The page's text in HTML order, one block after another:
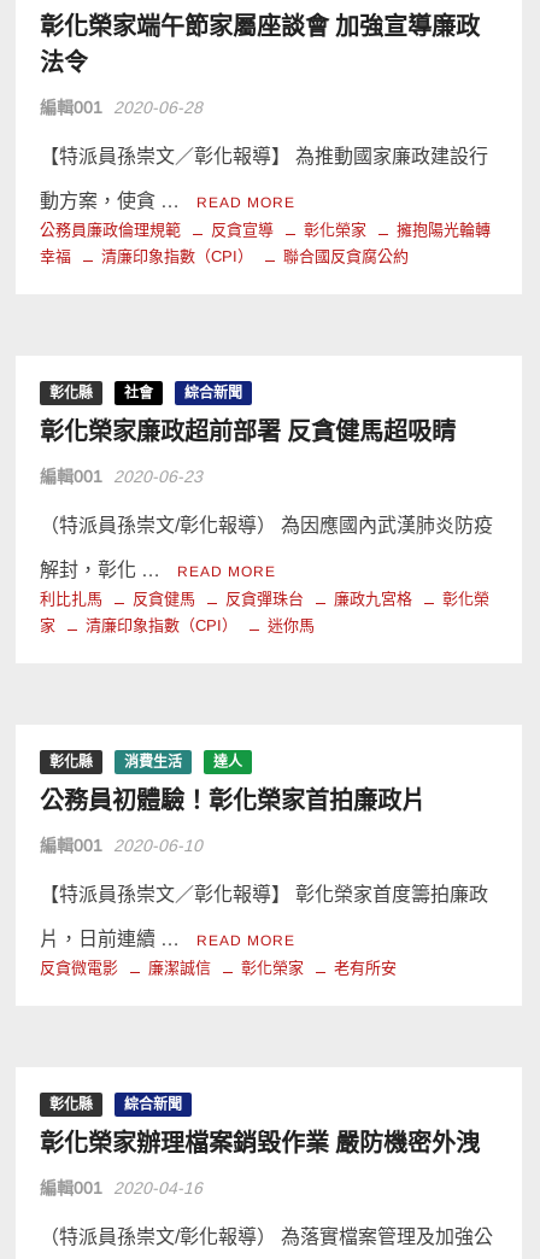
彰化榮家端午節家屬座談會 加強宣導廉政
法令
編輯001 2020-06-28
【特派員孫崇文／彰化報導】 為推動國家廉政建設行
動方案，使貪 … READ MORE
公務員廉政倫理規範 反貪宣導 彰化榮家
擁抱陽光輪轉
幸福
清廉印象指數（CPI） 聯合國反貪腐公約
彰化縣 社會 綜合新聞
彰化榮家廉政超前部署 反貪健馬超吸睛
編輯001 2020-06-23
（特派員孫崇文/彰化報導） 為因應國內武漢肺炎防疫
解封，彰化 … READ MORE
利比扎馬 反貪健馬 反貪彈珠台 廉政九宮格
彰化榮
家
清廉印象指數（CPI） 迷你馬
彰化縣 消費生活 達人
公務員初體驗！彰化榮家首拍廉政片
編輯001 2020-06-10
【特派員孫崇文／彰化報導】 彰化榮家首度籌拍廉政
片，日前連續 … READ MORE
反貪微電影 廉潔誠信 彰化榮家 老有所安
彰化縣 綜合新聞
彰化榮家辦理檔案銷毀作業 嚴防機密外洩
編輯001 2020-04-16
（特派員孫崇文/彰化報導） 為落實檔案管理及加強公